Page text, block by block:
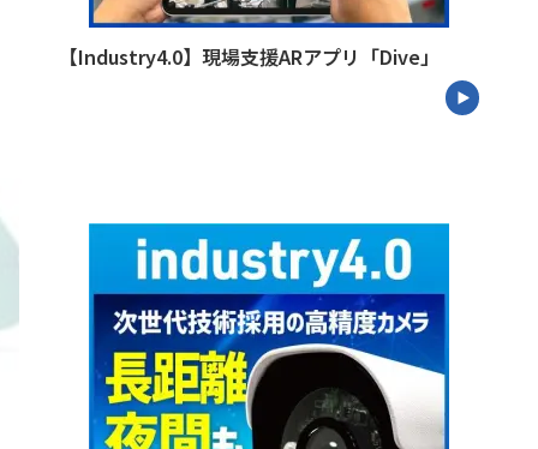
【Industry4.0】現場支援ARアプリ「Dive」